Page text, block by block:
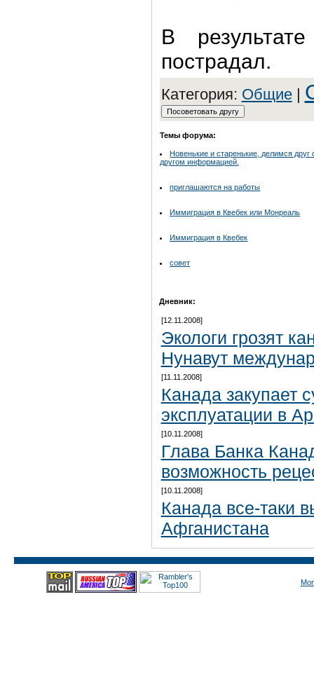
В
пострадал.
Категория: Общие|
Темы форума:
Новенькие и старенькие, делимся друг
другом информацией.
приглашаются на работы
Иммиграция в Квебек или Монреаль
Иммиграция в Квебек
совет
Дневник:
[12.11.2008]
Экологи грозят
Нунавут
[11.11.2008]
Канада закупает
эксплуатации в
[10.11.2008]
Глава Банка
возможность
[10.11.2008]
Канада все-таки
Афганистана